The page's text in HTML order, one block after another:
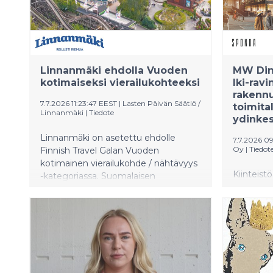
vuotta
kuin
oli 94
Manner-
%. Koko
12,8 %.
Linnanmäki ehdolla Vuoden
kotimaiseksi vierailukohteeksi
7.7.2026 11:23:47 EEST | Lasten Päivän Säätiö /
Linnanmäki | Tiedote
Linnanmäki on asetettu ehdolle
Finnish Travel Galan Vuoden
kotimainen vierailukohde / nähtävyys
-kategoriassa. Suomalaisen
palkintogaalassa voittaja ratkaistaan
valtakunnallisella
suosittelututkimuksella, jossa
ratkaisevassa roolissa ovat
asiakkaiden kokemukset.
MW
Iki-
7.7.2026
Oy |
Diningin